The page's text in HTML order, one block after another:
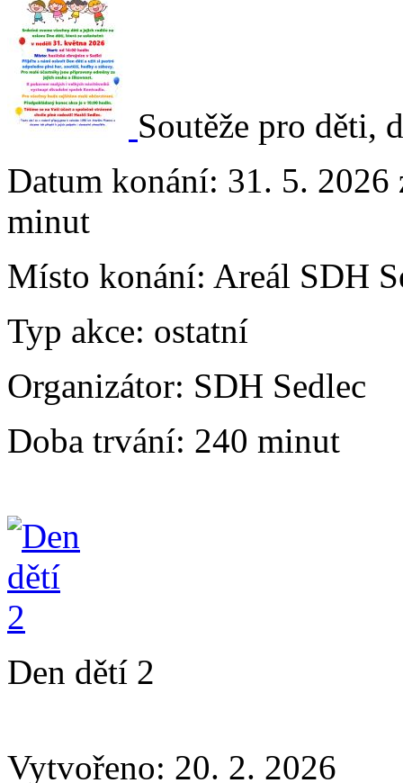
Soutěže pro děti,
Datum konání: 31. 5. 2026
minut
Místo konání: Areál SDH
Typ akce: ostatní
Organizátor: SDH Sedlec
Doba trvání: 240 minut
Den dětí 2
Vytvořeno: 20. 2. 2026